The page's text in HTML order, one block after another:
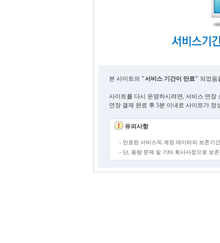
본 사이트의 "서비스 기간이 만료" 되었음
사이트를 다시 운영하시려면, 서비스 연장
연장 결제 완료 후 5분 이내로 사이트가 정
유의사항
- 만료된 서비스의 계정 데이터의 보존기
- 단, 용량 문제 및 기타 회사사정으로 보